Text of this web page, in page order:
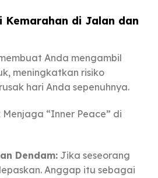
Kemarahan di Jalan dan
Anda mengambil
meningkatkan risiko
hari Anda sepenuhnya.
“Inner Peace” di
Dendam:Jika seseorang
Anggap itu sebagai